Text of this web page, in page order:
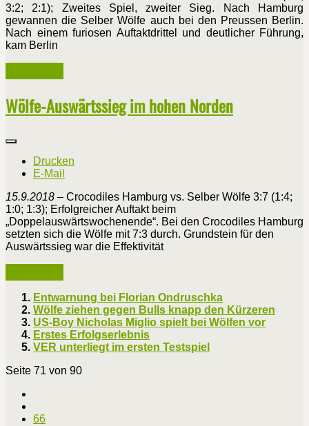
3:2; 2:1); Zweites Spiel, zweiter Sieg. Nach Hamburg
gewannen die Selber Wölfe auch bei den Preussen Berlin.
Nach einem furiosen Auftaktdrittel und deutlicher Führung,
kam Berlin
Wölfe-Auswärtssieg im hohen Norden
Drucken
E-Mail
15.9.2018 – Crocodiles Hamburg vs. Selber Wölfe 3:7 (1:4;
1:0; 1:3); Erfolgreicher Auftakt beim
„Doppelauswärtswochenende“. Bei den Crocodiles Hamburg
setzten sich die Wölfe mit 7:3 durch. Grundstein für den
Auswärtssieg war die Effektivität
Entwarnung bei Florian Ondruschka
Wölfe ziehen gegen Bulls knapp den Kürzeren
US-Boy Nicholas Miglio spielt bei Wölfen vor
Erstes Erfolgserlebnis
VER unterliegt im ersten Testspiel
Seite 71 von 90
66